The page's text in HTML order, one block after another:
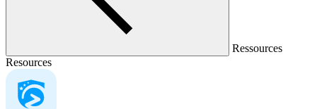
Ressources
Resources